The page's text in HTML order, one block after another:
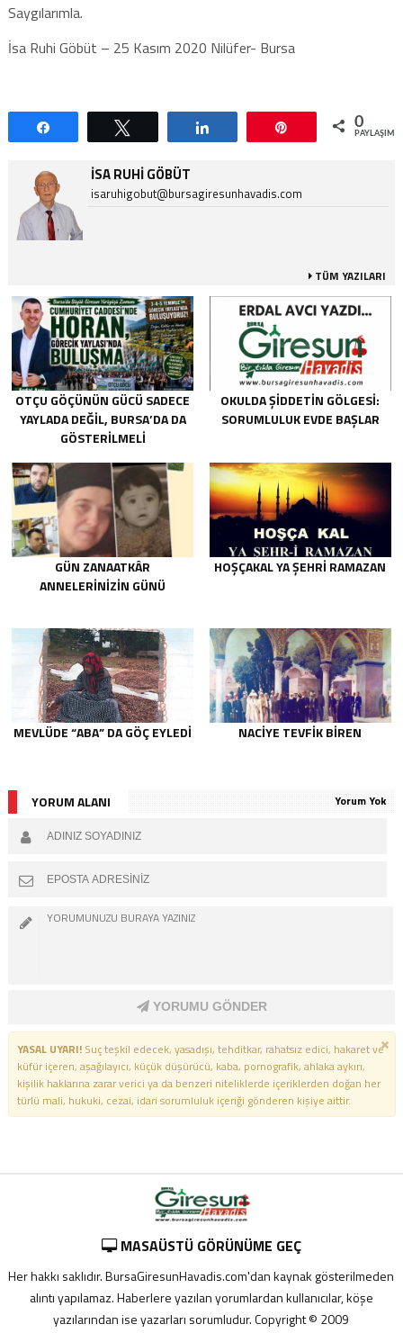
Saygılarımla.
İsa Ruhi Göbüt – 25 Kasım 2020 Nilüfer- Bursa
0
İSA RUHI GÖBÜT
isaruhigobut@bursagiresunhavadis.com
TÜM YAZILARI
OTÇU GÖÇÜNÜN GÜCÜ SADECE
YAYLADA DEĞIL, BURSA’DA DA
GÖSTERILMELI
OKULDA ŞIDDETIN GÖLGESI:
SORUMLULUK EVDE BAŞLAR
GÜN ZANAATKÂR
ANNELERİNİZİN GÜNÜ
HOŞÇAKAL YA ŞEHRİ RAMAZAN
MEVLÜDE “ABA” DA GÖÇ EYLEDI NACIYE TEVFIK BIREN
YORUM ALANI Yorum Yok
YORUMU GÖNDER
YASAL UYARI!Suç teşkil edecek, yasadışı, tehditkar, rahatsız edici, hakaret ve
küfür içeren, aşağılayıcı, küçük düşürücü, kaba, pornografik, ahlaka aykırı,
kişilik haklarına zarar verici ya da benzeri niteliklerde içeriklerden doğan her
türlü mali, hukuki, cezai, idari sorumluluk içeriği gönderen kişiye aittir.
MASAÜSTÜ GÖRÜNÜME GEÇ
Her hakkı saklıdır. BursaGiresunHavadis.com'dan kaynak gösterilmeden
alıntı yapılamaz. Haberlere yazılan yorumlardan kullanıcılar, köşe
yazılarından ise yazarları sorumludur. Copyright © 2009